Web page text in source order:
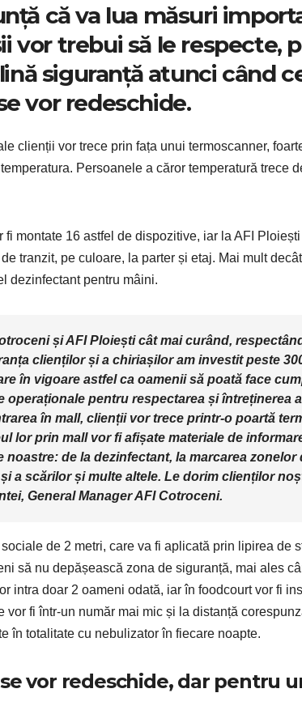
că va lua măsuri
vor trebui să le respecte,
siguranță atunci când
vor redeschide.
clienții vor trece prin fața unui termoscanner,
Persoanele a căror temperatură trece
fi montate 16 astfel de dispozitive, iar la AFI
tranzit, pe culoare, la parter și etaj. Mai mult
dezinfectant pentru mâini.
și AFI Ploiești cât mai curând,
clienților și a chiriașilor am investit peste
în vigoare astfel ca oamenii să poată face
operaționale pentru respectarea și întreținerea
în mall, clienții vor trece printr-o poartă
lor prin mall vor fi afișate materiale de
de la dezinfectant, la marcarea zonelor
a scărilor și multe altele. Le dorim clienților
General Manager AFI Cotroceni.
de 2 metri, care va fi aplicată prin lipirea de
să nu depășească zona de siguranță, mai ales
intra doar 2 oameni odată, iar în foodcourt vor fi
fi într-un număr mai mic și la distanță
în totalitate cu nebulizator în fiecare noapte.
vor redeschide, dar pentru